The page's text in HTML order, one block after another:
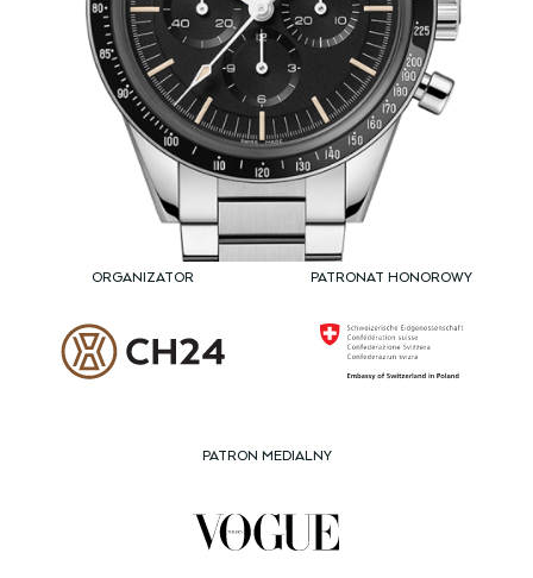
ORGANIZATOR PATRONAT HONOROWY
PATRON MEDIALNY